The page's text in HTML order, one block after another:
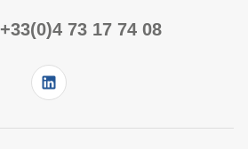
+33(0)4 73 17 74 08